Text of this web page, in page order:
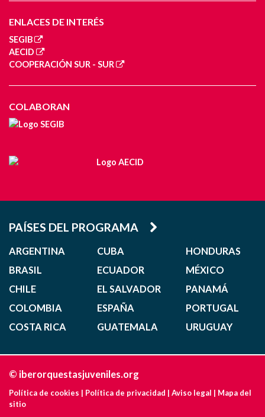
ENLACES DE INTERÉS
SEGIB
AECID
COOPERACIÓN SUR - SUR
COLABORAN
PAÍSES DEL PROGRAMA
ARGENTINA
BRASIL
CHILE
COLOMBIA
COSTA RICA
CUBA
ECUADOR
EL SALVADOR
ESPAÑA
GUATEMALA
HONDURAS
MÉXICO
PANAMÁ
PORTUGAL
URUGUAY
© iberorquestasjuveniles.org
Política de cookies | Política de privacidad | Aviso legal | Mapa del
sitio